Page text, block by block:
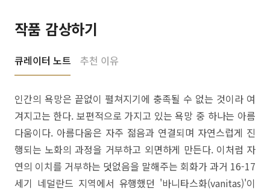
작품 감상하기
큐레이터 노트 추천 이유
인간의 욕망은 끝없이 펼쳐지기에 충족될 수 없는 것이라 여
겨지고는 한다. 보편적으로 가지고 있는 욕망 중 하나는 아름
다움이다. 아름다움은 자주 젊음과 연결되며 자연스럽게 진
행되는 노화의 과정을 거부하고 외면하게 만든다. 이처럼 자
연의 이치를 거부하는 덧없음을 말해주는 회화가 과거 16-17
세기 네덜란드 지역에서 유행했던 '바니타스화(vanitas)'이